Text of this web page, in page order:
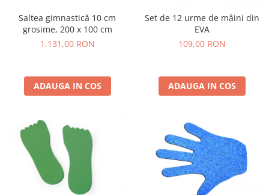
Saltea gimnastică 10 cm
grosime, 200 x 100 cm
1.131,00 RON
ADAUGA IN COS
Set de 12 urme de mâini din
EVA
109,00 RON
ADAUGA IN COS